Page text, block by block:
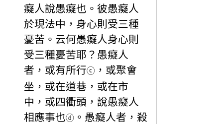
癡人說愚癡也。彼愚癡人
於現法中，身心則受三種
憂苦。云何愚癡人身心則
受三種憂苦耶？愚癡人
者，或有所行ⓒ ，或聚會
坐，或在道巷，或在市
中，或四衢頭，說愚癡人
相應事也ⓓ 。愚癡人者，殺